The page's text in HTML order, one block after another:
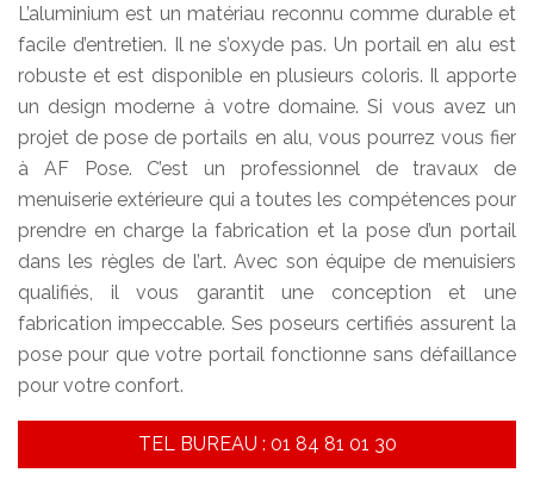
L’aluminium est un matériau reconnu comme durable et
facile d’entretien. Il ne s’oxyde pas. Un portail en alu est
robuste et est disponible en plusieurs coloris. Il apporte
un design moderne à votre domaine. Si vous avez un
projet de pose de portails en alu, vous pourrez vous fier
à AF Pose. C’est un professionnel de travaux de
menuiserie extérieure qui a toutes les compétences pour
prendre en charge la fabrication et la pose d’un portail
dans les règles de l’art. Avec son équipe de menuisiers
qualifiés, il vous garantit une conception et une
fabrication impeccable. Ses poseurs certifiés assurent la
pose pour que votre portail fonctionne sans défaillance
pour votre confort.
TEL BUREAU : 01 84 81 01 30